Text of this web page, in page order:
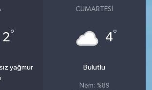
2°
yağmur
CUMARTESI
4°
Bulutlu
Nem: %89